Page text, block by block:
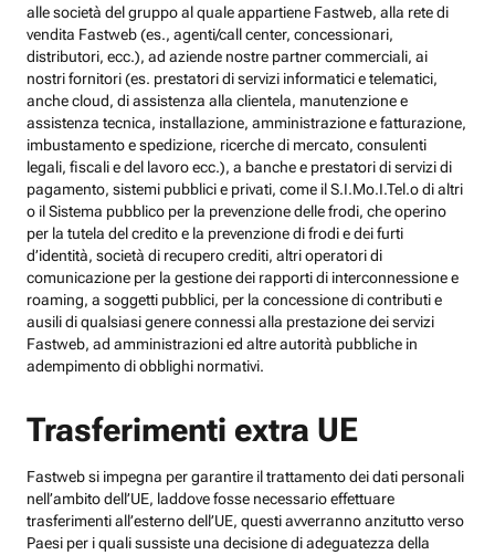
alle società del gruppo al quale appartiene Fastweb, alla rete di
vendita Fastweb (es., agenti/call center, concessionari,
distributori, ecc.), ad aziende nostre partner commerciali, ai
nostri fornitori (es. prestatori di servizi informatici e telematici,
anche cloud, di assistenza alla clientela, manutenzione e
assistenza tecnica, installazione, amministrazione e fatturazione,
imbustamento e spedizione, ricerche di mercato, consulenti
legali, fiscali e del lavoro ecc.), a banche e prestatori di servizi di
pagamento, sistemi pubblici e privati, come il S.I.Mo.I.Tel.o di altri
o il Sistema pubblico per la prevenzione delle frodi, che operino
per la tutela del credito e la prevenzione di frodi e dei furti
d’identità, società di recupero crediti, altri operatori di
comunicazione per la gestione dei rapporti di interconnessione e
roaming, a soggetti pubblici, per la concessione di contributi e
ausili di qualsiasi genere connessi alla prestazione dei servizi
Fastweb, ad amministrazioni ed altre autorità pubbliche in
adempimento di obblighi normativi.
Trasferimenti extra UE
Fastweb si impegna per garantire il trattamento dei dati personali
nell’ambito dell’UE, laddove fosse necessario effettuare
trasferimenti all’esterno dell’UE, questi avverranno anzitutto verso
Paesi per i quali sussiste una decisione di adeguatezza della